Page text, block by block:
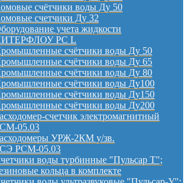
счётчики воды Ду 50
счетчики Ду 32
учета жидкости
РС L
счётчики воды Ду 50
счётчики воды Ду 65
счётчики воды Ду 80
счётчики воды Ду100
счётчики воды Ду150
счётчики воды Ду200
счетчик электромагнитный
05.03
УРЖ-2КМ у/зв.
РСМ-05.03
воды турбинные "Пульсар Т";
кольца в комплекте